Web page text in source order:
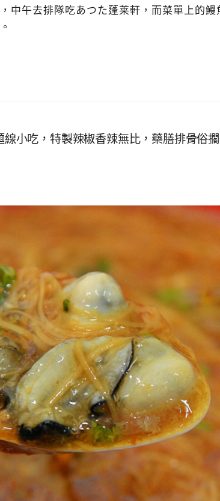
中午去排隊吃あつた蓬莱軒，而菜單上的鰻
小吃，特製辣椒香辣無比，藥膳排骨俗